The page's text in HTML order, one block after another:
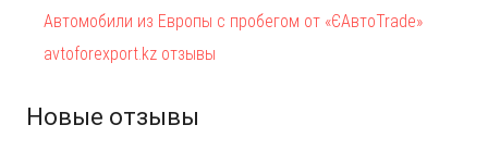
Автомобили из Европы с пробегом от «ЄАвтоTrаde»
avtoforexport.kz отзывы
Новые отзывы